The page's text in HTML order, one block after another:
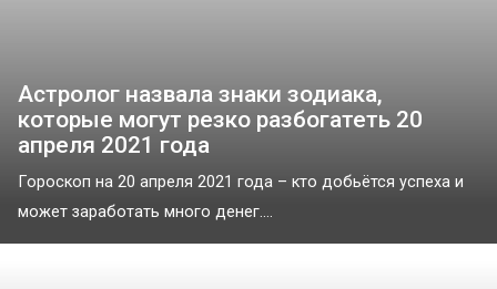
Астролог назвала знаки зодиака,
которые могут резко разбогатеть 20
апреля 2021 года
Гороскоп на 20 апреля 2021 года – кто добьётся успеха и
может заработать много денег....